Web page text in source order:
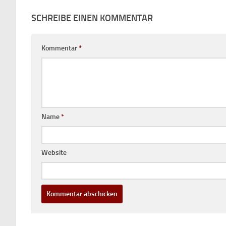
SCHREIBE EINEN KOMMENTAR
Kommentar*
Name*
Website